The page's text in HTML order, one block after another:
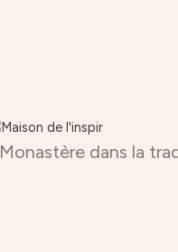
Monastère dans la